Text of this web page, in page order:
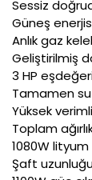
Sessiz
Güneş
Anlık gaz
Geliştirilmiş
3 HP
Tamamen
Yüksek
Toplam
1080W lityum
Şaft